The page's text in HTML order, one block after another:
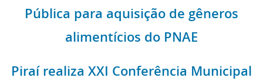
Pública para aquisição de gêneros
alimentícios do PNAE
Piraí realiza XXI Conferência Municipal